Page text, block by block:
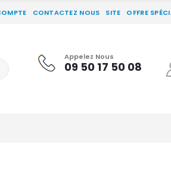
CONTACTEZ NOUS SITE OFFRE
Appelez Nous
09 50 17 50 08